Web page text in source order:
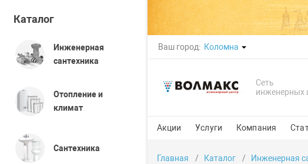
Ваш город: Коломна
Сеть
инженерных
Акции Услуги Компания
Каталог
Инженерная
сантехника
Отопление и
климат
Сантехника
Главная Каталог Инженерная